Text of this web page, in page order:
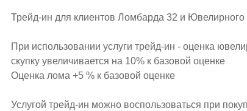
Трейд-ин для клиентов Ломбарда 32 и Ювелирного
При использовании услуги трейд-ин - оценка
скупку увеличивается на 10% к базовой оценке
Оценка лома +5 % к базовой оценке
Услугой трейд-ин можно воспользоваться при